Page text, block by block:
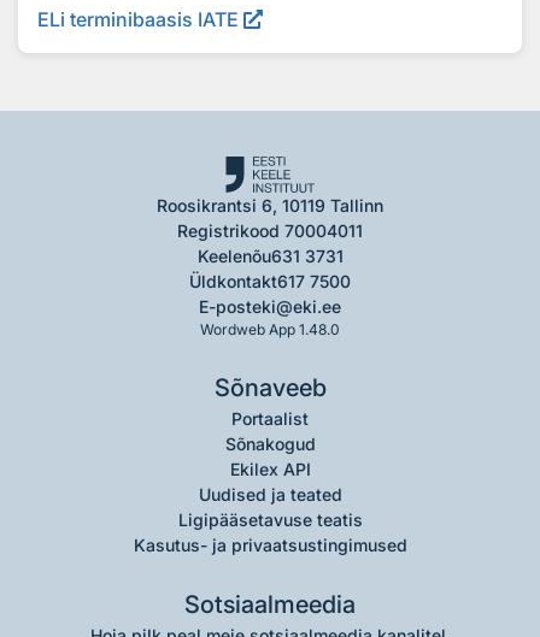
ELi terminibaasis IATE
Roosikrantsi 6, 10119 Tallinn
Registrikood 70004011
Keelenõu631 3731
Üldkontakt617 7500
E-posteki@eki.ee
Wordweb App 1.48.0
Sõnaveeb
Portaalist
Sõnakogud
Ekilex API
Uudised ja teated
Ligipääsetavuse teatis
Kasutus- ja privaatsustingimused
Sotsiaalmeedia